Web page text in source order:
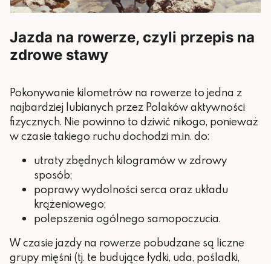
Jazda na rowerze, czyli przepis na
zdrowe stawy
Pokonywanie kilometrów na rowerze to jedna z
najbardziej lubianych przez Polaków aktywności
fizycznych. Nie powinno to dziwić nikogo, ponieważ
w czasie takiego ruchu dochodzi m.in. do:
utraty zbędnych kilogramów w zdrowy
sposób;
poprawy wydolności serca oraz układu
krążeniowego;
polepszenia ogólnego samopoczucia.
W czasie jazdy na rowerze pobudzane są liczne
grupy mięśni (tj. te budujące łydki, uda, pośladki,